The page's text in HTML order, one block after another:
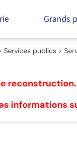
Grands
Services publics >
informations